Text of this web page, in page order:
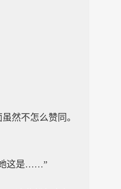
然不怎么赞同。
她这是……”